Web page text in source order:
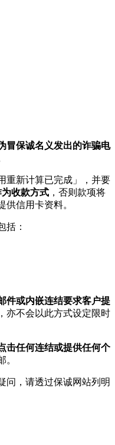
冒保诚名义发出的诈骗电
重新计算已完成」，并要
收款方式 ，否则款项将
信用卡资料。
括：
件或内嵌连结要求客户提
亦不会以此方式设定限时
击任何连结或提供任何个
。
问，请透过保诚网站列明